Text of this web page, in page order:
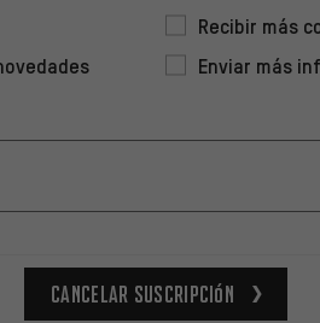
Recibir más
Enviar más
Cancelar suscripción